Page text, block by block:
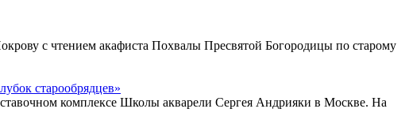
с чтением акафиста Похвалы Пресвятой Богородицы по старому
старообрядцев»
комплексе Школы акварели Сергея Андрияки в Москве. На